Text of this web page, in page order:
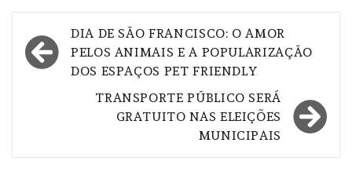
Navegação
de
DIA DE SÃO FRANCISCO: O AMOR
PELOS ANIMAIS E A POPULARIZAÇÃO
DOS ESPAÇOS PET FRIENDLY
TRANSPORTE PÚBLICO SERÁ
GRATUITO NAS ELEIÇÕES
MUNICIPAIS